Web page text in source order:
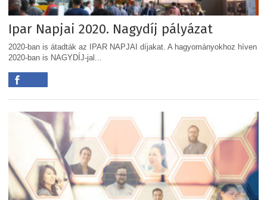
Ipar Napjai 2020. Nagydíj pályázat
2020-ban is átadták az IPAR NAPJAI díjakat. A hagyományokhoz híven
2020-ban is NAGYDÍJ-jal...